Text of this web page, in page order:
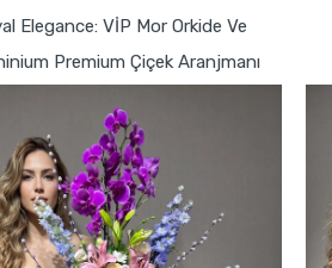
Elegance: VİP Mor Orkide Ve
Premium Çiçek Aranjmanı